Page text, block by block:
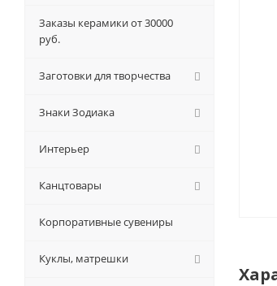
Заказы керамики от 30000
руб.
Заготовки для творчества
Знаки Зодиака
Интерьер
Канцтовары
Корпоративные сувениры
Куклы, матрешки